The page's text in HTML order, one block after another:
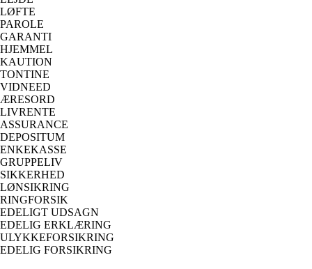
LØFTE
PAROLE
GARANTI
HJEMMEL
KAUTION
TONTINE
VIDNEED
ÆRESORD
LIVRENTE
ASSURANCE
DEPOSITUM
ENKEKASSE
GRUPPELIV
SIKKERHED
LØNSIKRING
RINGFORSIK
EDELIGT UDSAGN
EDELIG ERKLÆRING
ULYKKEFORSIKRING
EDELIG FORSIKRING